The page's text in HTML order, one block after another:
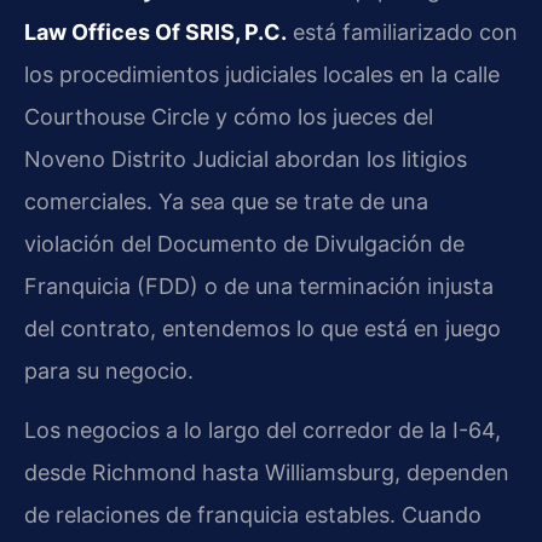
Law Offices Of SRIS, P.C. está familiarizado con
los procedimientos judiciales locales en la calle
Courthouse Circle y cómo los jueces del
Noveno Distrito Judicial abordan los litigios
comerciales. Ya sea que se trate de una
violación del Documento de Divulgación de
Franquicia (FDD) o de una terminación injusta
del contrato, entendemos lo que está en juego
para su negocio.
Los negocios a lo largo del corredor de la I-64,
desde Richmond hasta Williamsburg, dependen
de relaciones de franquicia estables. Cuando